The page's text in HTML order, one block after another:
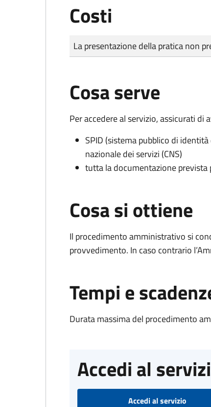
Costi
Tipo di pagamento
Importo
La presentazione della pratica non
Cosa serve
Per accedere al servizio, assicurati di
SPID (sistema pubblico di
nazionale dei servizi (CNS)
tutta la documentazione prevista
Cosa si ottiene
Il procedimento amministrativo si
provvedimento. In caso contrario
Tempi e
Durata massima del procedimento
Accedi al
Accedi al servizio